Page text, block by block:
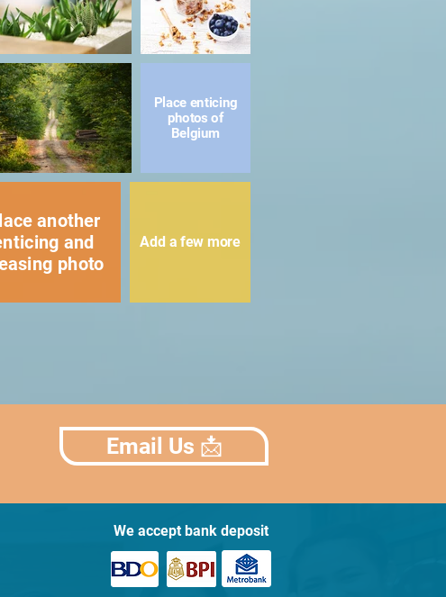
Place enticing
photos of
Belgium
another
and
photo
Add a few more
Email Us 📩
We accept bank deposit